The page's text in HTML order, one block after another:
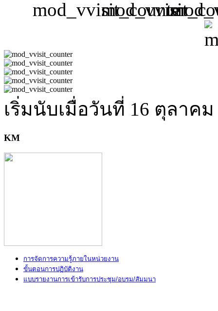
เริ่มนับเมื่อวันที่ 16 ตุลาคม
KM
การจัดการความรู้ภายในหน่วยงาน
ขั้นตอนการปฏิบัติงาน
แบบรายงานการเข้ารับการประชุม/อบรม/สัมมนา